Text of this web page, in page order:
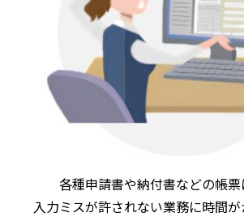
各種申請書や納付書などの帳票
入力ミスが許されない業務に時間が